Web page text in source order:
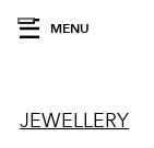
MENU
JEWELLERY